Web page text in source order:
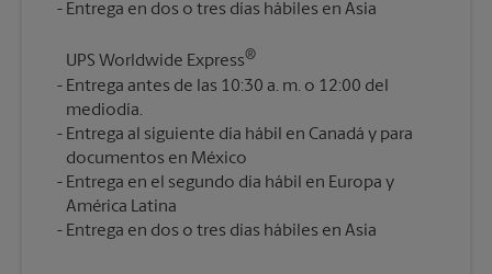
UPS Worldwide Express®
Entrega antes de las 10:30 a. m. o 12:00 del
mediodía.
Entrega al siguiente día hábil en Canadá y para
documentos en México
Entrega en el segundo día hábil en Europa y
América Latina
Entrega en dos o tres días hábiles en Asia